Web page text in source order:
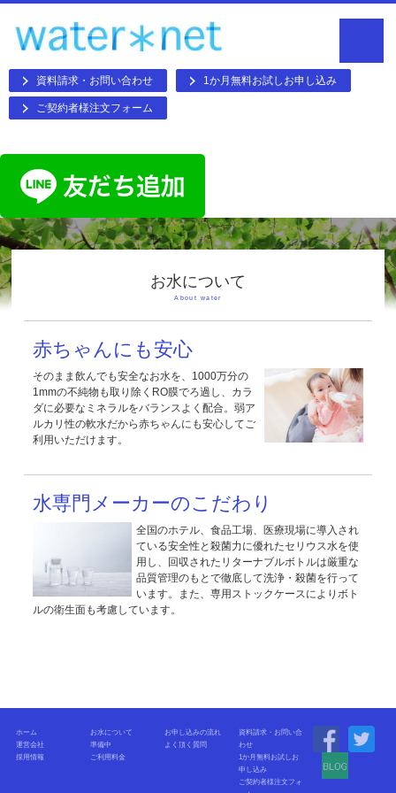
資料請求・お問い合わせ 1か月無料お試しお申し込み
ご契約者様注文フォーム
お水について
About water
赤ちゃんにも安心
そのまま飲んでも安全なお水を、1000万分の
1mmの不純物も取り除くRO膜でろ過し、カラ
ダに必要なミネラルをバランスよく配合。弱ア
ルカリ性の軟水だから赤ちゃんにも安心してご
利用いただけます。
水専門メーカーのこだわり
全国のホテル、食品工場、医療現場に導入され
ている安全性と殺菌力に優れたセリウス水を使
用し、回収されたリターナブルボトルは厳重な
品質管理のもとで徹底して洗浄・殺菌を行って
います。また、専用ストックケースによりボト
ルの衛生面も考慮しています。
ホーム
運営会社
採用情報
お水について
準備中
ご利用料金
お申し込みの流れ
よく頂く質問
資料請求・お問い合
わせ
1か月無料お試しお
申し込み
ご契約者様注文フォ